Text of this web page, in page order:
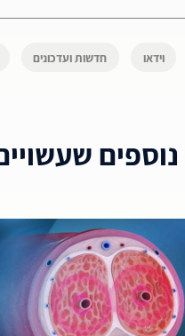
וידאו חדשות ועדכונים